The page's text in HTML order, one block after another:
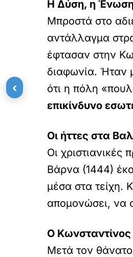
Η Δύση, η
Μπροστά στο
αντάλλαγμα
έφτασαν στην
διαφωνία. Ήταν
ότι η πόλη
επικίνδυνο
Οι ήττες στα
Οι
Βάρνα (1444)
μέσα στα τείχη.
απομονώσει, να
Ο Κωνσταντίνος
Μετά τον
‹